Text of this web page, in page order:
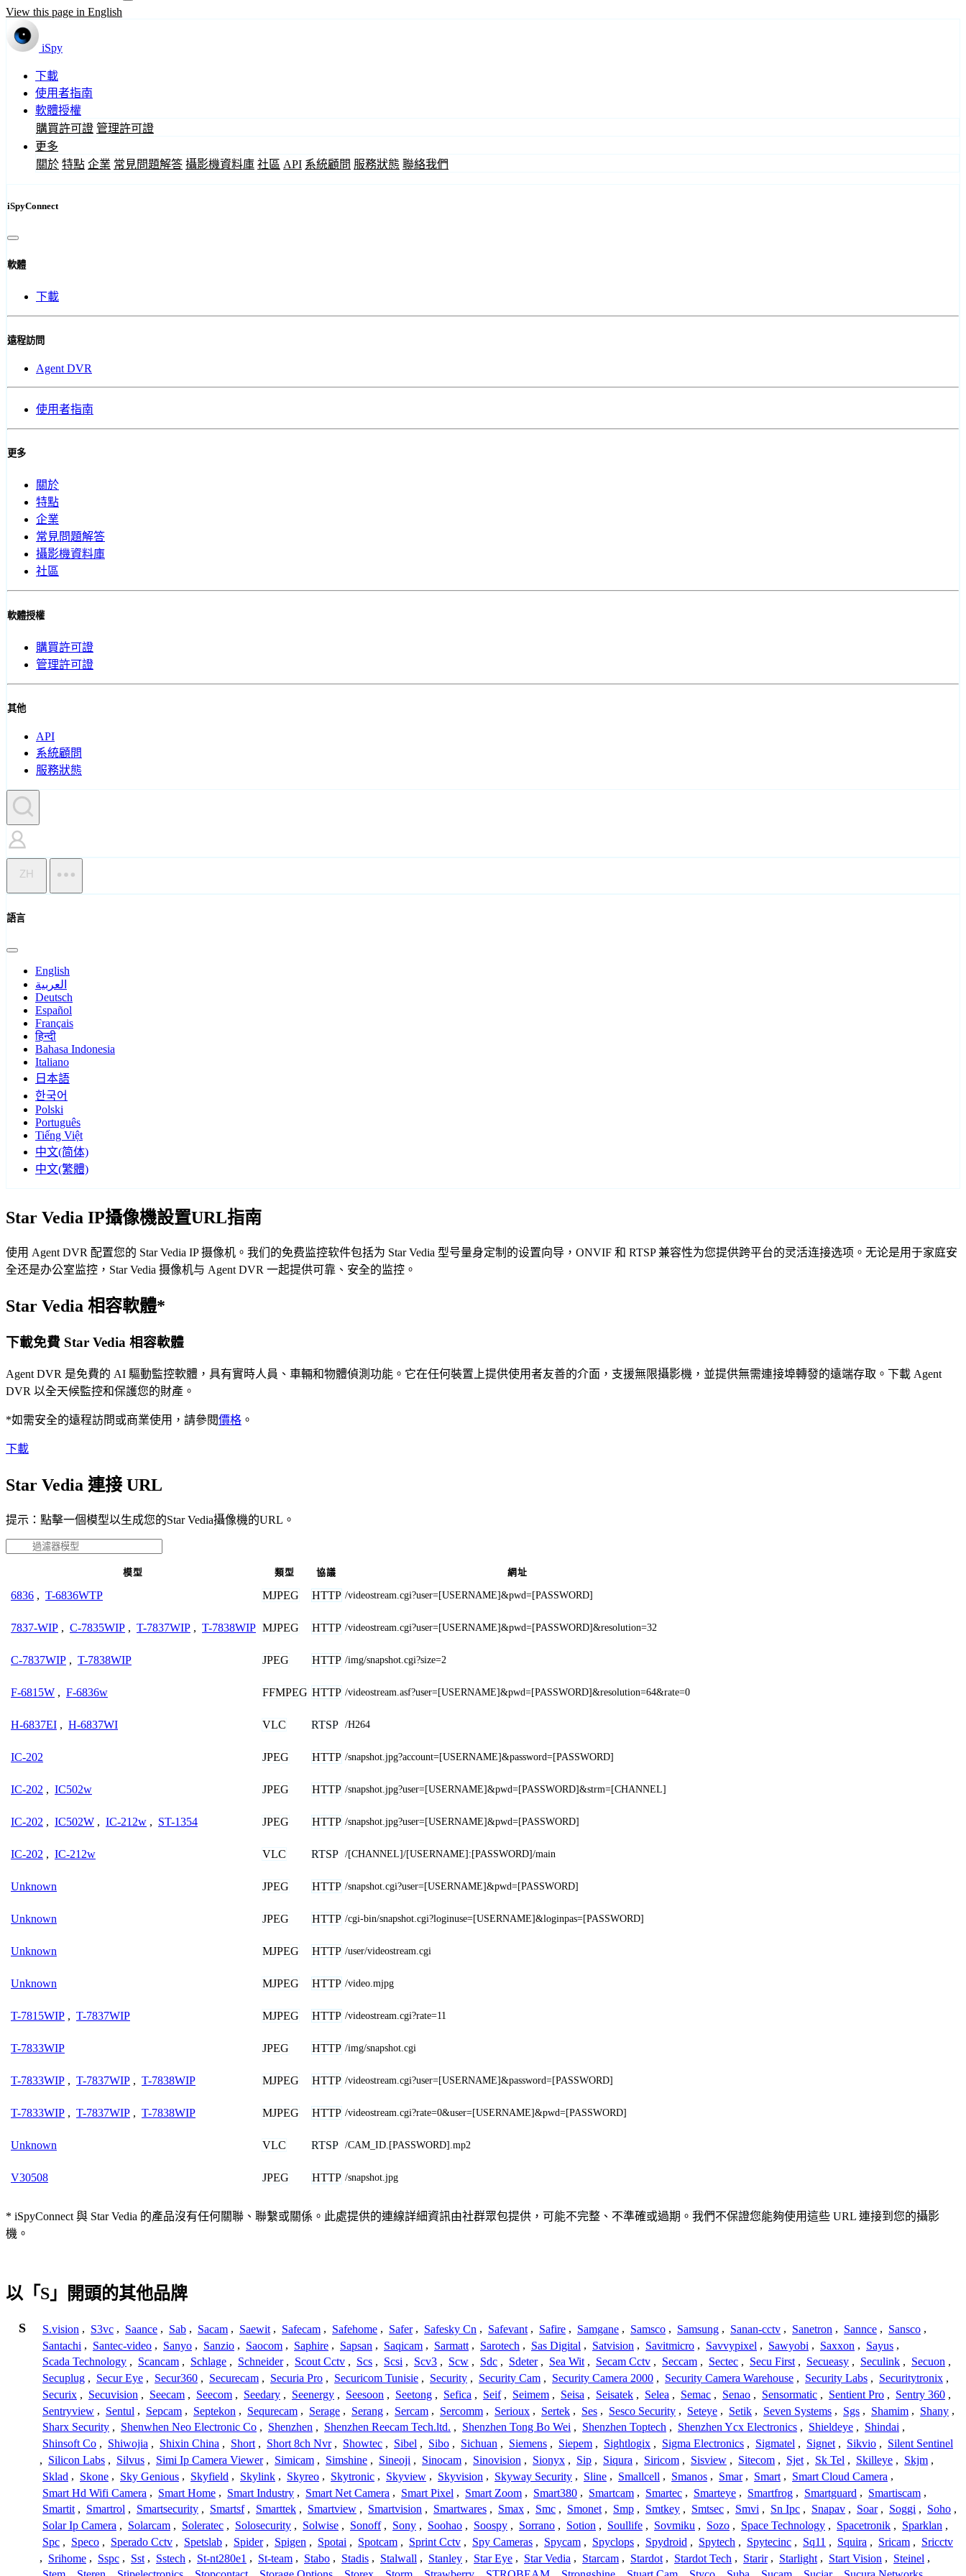
View this page in English
iSpy
下載
使用者指南
軟體授權
購買許可證 管理許可證
更多
關於 特點 企業 常見問題解答 攝影機資料庫 社區 API 系統顧問 服務狀態 聯絡我們
iSpyConnect
軟體
下載
遠程訪問
Agent DVR
使用者指南
更多
關於
特點
企業
常見問題解答
攝影機資料庫
社區
軟體授權
購買許可證
管理許可證
其他
API
系統顧問
服務狀態
ZH
語言
English
العربية
Deutsch
Español
Français
हिन्दी
Bahasa Indonesia
Italiano
日本語
한국어
Polski
Português
Tiếng Việt
中文(简体)
中文(繁體)
Star Vedia IP攝像機設置URL指南
使用 Agent DVR 配置您的 Star Vedia IP 摄像机。我们的免费监控软件包括为 Star Vedia 型号量身定制的设置向导，ONVIF 和 RTSP 兼容性为您提供跨平台的灵活连接选项。无论是用于家庭安
全还是办公室监控，Star Vedia 摄像机与 Agent DVR 一起提供可靠、安全的监控。
Star Vedia 相容軟體*
下載免費 Star Vedia 相容軟體
Agent DVR 是免費的 AI 驅動監控軟體，具有實時人員、車輛和物體偵測功能。它在任何裝置上提供使用者友善的介面，支援無限攝影機，並提供無需連接埠轉發的遠端存取。下載 Agent
DVR 以全天候監控和保護您的財產。
*如需安全的遠程訪問或商業使用，請參閱價格 。
下載
Star Vedia 連接 URL
提示：點擊一個模型以生成您的Star Vedia攝像機的URL。
模型 類型 協議 網址
6836 , T-6836WTP MJPEG HTTP /videostream.cgi?user=[USERNAME]&pwd=[PASSWORD]
7837-WIP , C-7835WIP , T-7837WIP , T-7838WIP MJPEG HTTP /videostream.cgi?user=[USERNAME]&pwd=[PASSWORD]&resolution=32
C-7837WIP , T-7838WIP JPEG HTTP /img/snapshot.cgi?size=2
F-6815W , F-6836w FFMPEG HTTP /videostream.asf?user=[USERNAME]&pwd=[PASSWORD]&resolution=64&rate=0
H-6837EI , H-6837WI VLC RTSP /H264
IC-202 JPEG HTTP /snapshot.jpg?account=[USERNAME]&password=[PASSWORD]
IC-202 , IC502w JPEG HTTP /snapshot.jpg?user=[USERNAME]&pwd=[PASSWORD]&strm=[CHANNEL]
IC-202 , IC502W , IC-212w , ST-1354 JPEG HTTP /snapshot.jpg?user=[USERNAME]&pwd=[PASSWORD]
IC-202 , IC-212w VLC RTSP /[CHANNEL]/[USERNAME]:[PASSWORD]/main
Unknown JPEG HTTP /snapshot.cgi?user=[USERNAME]&pwd=[PASSWORD]
Unknown JPEG HTTP /cgi-bin/snapshot.cgi?loginuse=[USERNAME]&loginpas=[PASSWORD]
Unknown MJPEG HTTP /user/videostream.cgi
Unknown MJPEG HTTP /video.mjpg
T-7815WIP , T-7837WIP MJPEG HTTP /videostream.cgi?rate=11
T-7833WIP JPEG HTTP /img/snapshot.cgi
T-7833WIP , T-7837WIP , T-7838WIP MJPEG HTTP /videostream.cgi?user=[USERNAME]&password=[PASSWORD]
T-7833WIP , T-7837WIP , T-7838WIP MJPEG HTTP /videostream.cgi?rate=0&user=[USERNAME]&pwd=[PASSWORD]
Unknown VLC RTSP /CAM_ID.[PASSWORD].mp2
V30508 JPEG HTTP /snapshot.jpg
* iSpyConnect 與 Star Vedia 的產品沒有任何關聯、聯繫或關係。此處提供的連線詳細資訊由社群眾包提供，可能不完整、不準確或過期。我們不保證您能夠使用這些 URL 連接到您的攝影
機。
以「S」開頭的其他品牌
S S.vision , S3vc , Saance , Sab , Sacam , Saewit , Safecam , Safehome , Safer , Safesky Cn , Safevant , Safire , Samgane , Samsco , Samsung , Sanan-cctv , Sanetron , Sannce , Sansco ,
Santachi , Santec-video , Sanyo , Sanzio , Saocom , Saphire , Sapsan , Saqicam , Sarmatt , Sarotech , Sas Digital , Satvision , Savitmicro , Savvypixel , Sawyobi , Saxxon , Sayus ,
Scada Technology , Scancam , Schlage , Schneider , Scout Cctv , Scs , Scsi , Scv3 , Scw , Sdc , Sdeter , Sea Wit , Secam Cctv , Seccam , Sectec , Secu First , Secueasy , Seculink , Secuon ,
Secuplug , Secur Eye , Secur360 , Securecam , Securia Pro , Securicom Tunisie , Security , Security Cam , Security Camera 2000 , Security Camera Warehouse , Security Labs , Securitytronix ,
Securix , Secuvision , Seecam , Seecom , Seedary , Seenergy , Seesoon , Seetong , Sefica , Seif , Seimem , Seisa , Seisatek , Selea , Semac , Senao , Sensormatic , Sentient Pro , Sentry 360 ,
Sentryview , Sentul , Sepcam , Septekon , Sequrecam , Serage , Serang , Sercam , Sercomm , Serioux , Sertek , Ses , Sesco Security , Seteye , Setik , Seven Systems , Sgs , Shamim , Shany ,
Sharx Security , Shenwhen Neo Electronic Co , Shenzhen , Shenzhen Reecam Tech.ltd. , Shenzhen Tong Bo Wei , Shenzhen Toptech , Shenzhen Ycx Electronics , Shieldeye , Shindai ,
Shinsoft Co , Shiwojia , Shixin China , Short , Short 8ch Nvr , Showtec , Sibel , Sibo , Sichuan , Siemens , Siepem , Sightlogix , Sigma Electronics , Sigmatel , Signet , Sikvio , Silent Sentinel
, Silicon Labs , Silvus , Simi Ip Camera Viewer , Simicam , Simshine , Sineoji , Sinocam , Sinovision , Sionyx , Sip , Siqura , Siricom , Sisview , Sitecom , Sjet , Sk Tel , Skilleye , Skjm ,
Sklad , Skone , Sky Genious , Skyfield , Skylink , Skyreo , Skytronic , Skyview , Skyvision , Skyway Security , Sline , Smallcell , Smanos , Smar , Smart , Smart Cloud Camera ,
Smart Hd Wifi Camera , Smart Home , Smart Industry , Smart Net Camera , Smart Pixel , Smart Zoom , Smart380 , Smartcam , Smartec , Smarteye , Smartfrog , Smartguard , Smartiscam ,
Smartit , Smartrol , Smartsecurity , Smartsf , Smarttek , Smartview , Smartvision , Smartwares , Smax , Smc , Smonet , Smp , Smtkey , Smtsec , Smvi , Sn Ipc , Snapav , Soar , Soggi , Soho ,
Solar Ip Camera , Solarcam , Soleratec , Solosecurity , Solwise , Sonoff , Sony , Soohao , Soospy , Sorrano , Sotion , Soullife , Sovmiku , Sozo , Space Technology , Spacetronik , Sparklan ,
Spc , Speco , Sperado Cctv , Spetslab , Spider , Spigen , Spotai , Spotcam , Sprint Cctv , Spy Cameras , Spycam , Spyclops , Spydroid , Spytech , Spytecinc , Sq11 , Squira , Sricam , Sricctv
, Srihome , Sspc , Sst , Sstech , St-nt280e1 , St-team , Stabo , Stadis , Stalwall , Stanley , Star Eye , Star Vedia , Starcam , Stardot , Stardot Tech , Starir , Starlight , Start Vision , Steinel ,